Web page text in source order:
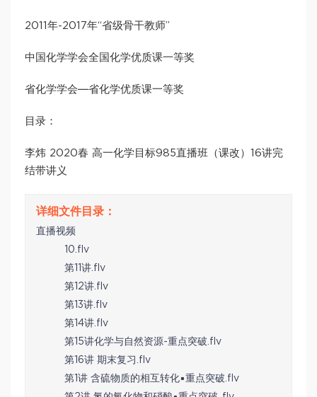
2011年-2017年“省级骨干教师”
中国化学学会全国化学优质课一等奖
省化学学会―省化学优质课一等奖
目录：
李炜 2020春 高一化学目标985直播班（课改）16讲完
结带讲义
直播视频
10.flv
第11讲.flv
第12讲.flv
第13讲.flv
第14讲.flv
第15讲化学与自然资源-重点突破.flv
第16讲 期末复习.flv
第1讲 含硫物质的相互转化▪重点突破.flv